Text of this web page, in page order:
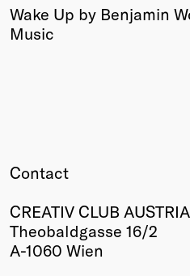
Wake Up by Benjamin
Music
Contact
CREATIV CLUB AUSTRIA
Theobaldgasse 16/2
A-1060 Wien